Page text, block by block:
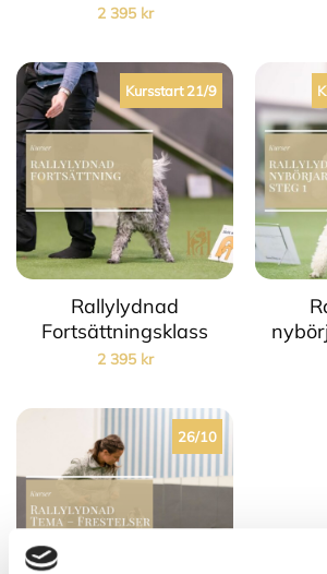
2 395 kr
Kursstart 21/9
Rallylydnad
Fortsättningsklass
2 395 kr
26/10